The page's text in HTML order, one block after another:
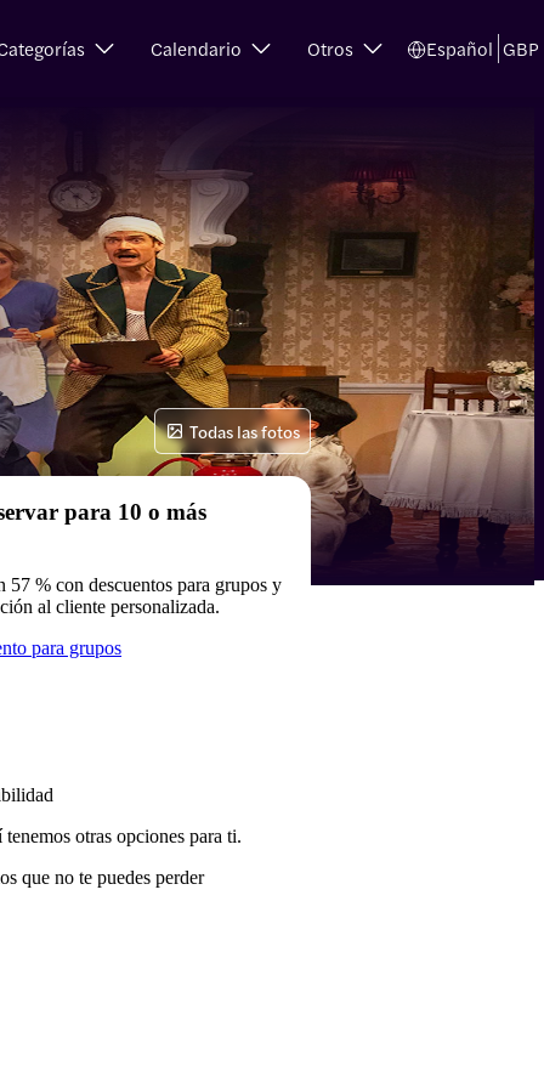
Calendario Otros Español GBP
Todas las fotos
para 10 o más
57 % con descuentos para grupos y
al cliente personalizada.
para grupos
tenemos otras opciones para ti.
que no te puedes perder